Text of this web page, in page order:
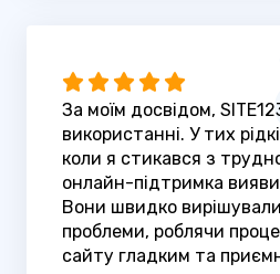
За моїм досвідом,
використанні. У тих
коли я стикався з
онлайн-підтримка
Вони швидко
проблеми, роблячи
сайту гладким та